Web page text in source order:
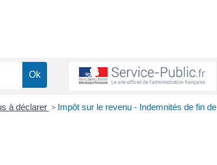
à déclarer > Impôt sur le revenu - Indemnités de fin de